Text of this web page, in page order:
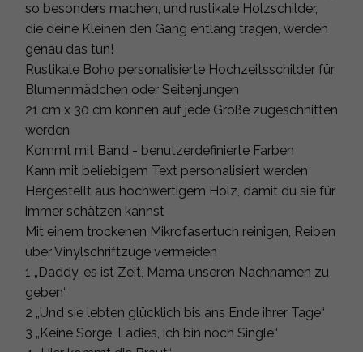
so besonders machen, und rustikale Holzschilder,
die deine Kleinen den Gang entlang tragen, werden
genau das tun!
Rustikale Boho personalisierte Hochzeitsschilder für
Blumenmädchen oder Seitenjungen
21 cm x 30 cm können auf jede Größe zugeschnitten
werden
Kommt mit Band - benutzerdefinierte Farben
Kann mit beliebigem Text personalisiert werden
Hergestellt aus hochwertigem Holz, damit du sie für
immer schätzen kannst
Mit einem trockenen Mikrofasertuch reinigen, Reiben
über Vinylschriftzüge vermeiden
1 „Daddy, es ist Zeit, Mama unseren Nachnamen zu
geben“
2 „Und sie lebten glücklich bis ans Ende ihrer Tage“
3 „Keine Sorge, Ladies, ich bin noch Single“